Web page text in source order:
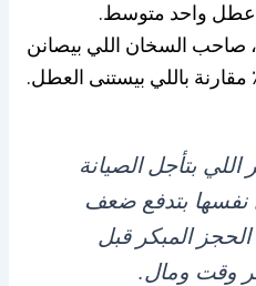
عطل واحد متوسط.
سنوات، صاحب السخان اللي بيصانن
بتأجل الصيانة
نفسها بتدفع ضعف
المبكر قبل
وقت ومال.